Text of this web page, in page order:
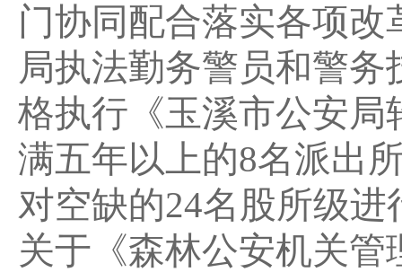
门协同配合落实各项
局执法勤务警员和警
格执行《玉溪市公安
满五年以上的8名派出
对空缺的24名股所级
关于《森林公安机关